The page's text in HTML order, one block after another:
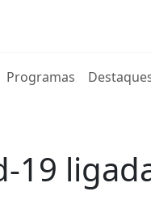
Programas